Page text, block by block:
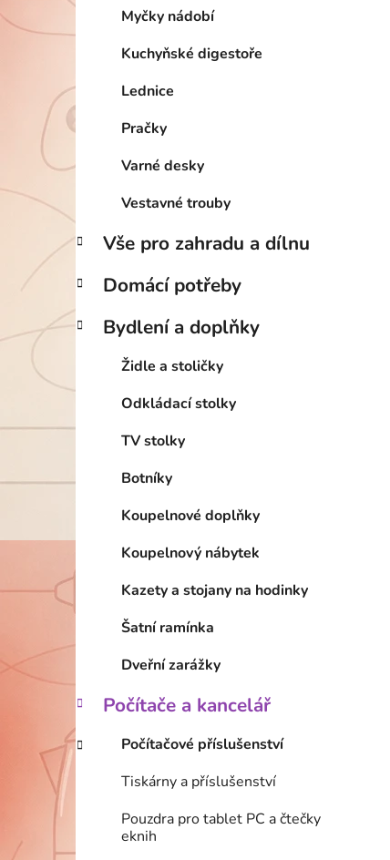
Myčky nádobí
Kuchyňské digestoře
Lednice
Pračky
Varné desky
Vestavné trouby
Vše pro zahradu a dílnu
Domácí potřeby
Bydlení a doplňky
Židle a stoličky
Odkládací stolky
TV stolky
Botníky
Koupelnové doplňky
Koupelnový nábytek
Kazety a stojany na hodinky
Šatní ramínka
Dveřní zarážky
Počítače a kancelář
Počítačové příslušenství
Tiskárny a příslušenství
Pouzdra pro tablet PC a čtečky
eknih